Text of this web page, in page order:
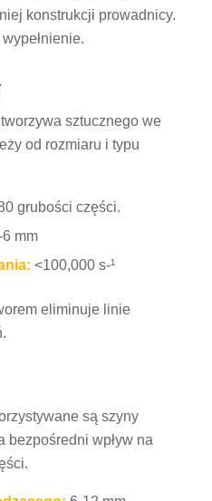
konstrukcji prowadnicy.
sztucznego we
od rozmiaru i typu
grubości części.
6 mm
<100,000 s-¹
eliminuje linie
są szyny
bezpośredni wpływ na